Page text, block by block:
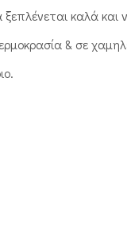
καλά και
& σε